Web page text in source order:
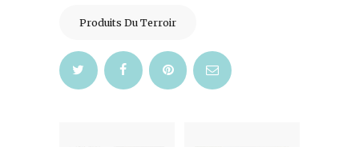
Produits Du Terroir